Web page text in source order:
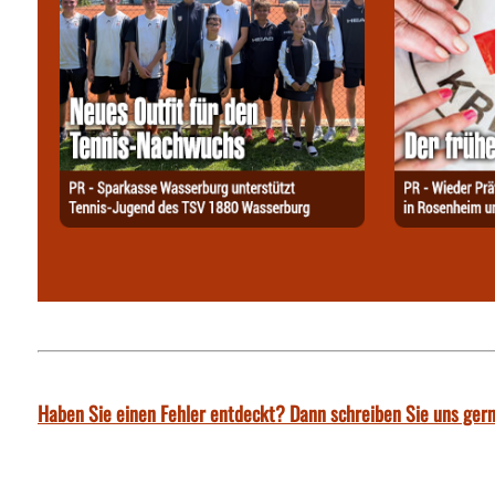
Haben Sie einen Fehler entdeckt? Dann schreiben Sie uns